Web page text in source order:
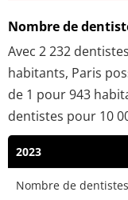
Nombre de
Avec 2 232
habitants, Paris
de 1 pour 943
dentistes pour 10
2023
Nombre de dentistes